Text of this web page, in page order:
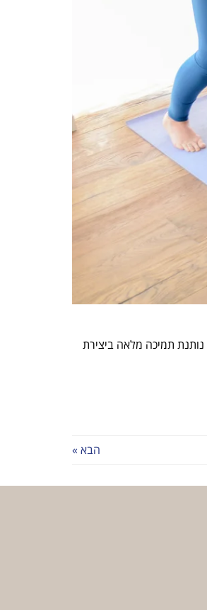
נותנת תמיכה מלאה ביצירת
הבא »